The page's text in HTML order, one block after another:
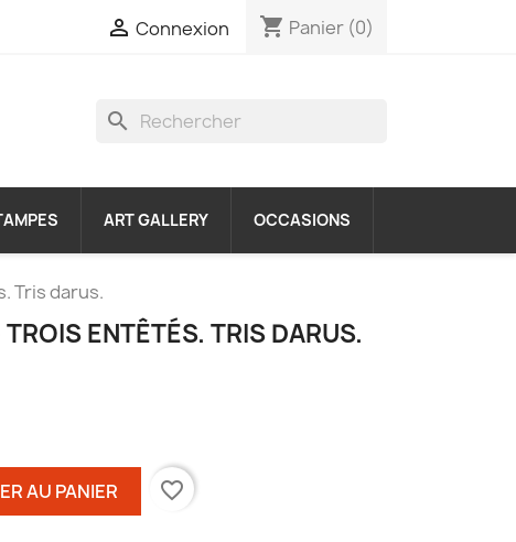
 Connexion shopping_cart Panier (0)
search
ART GALLERY OCCASIONS
Tris darus.
ENTÊTÉS. TRIS DARUS.
AU PANIER favorite_border